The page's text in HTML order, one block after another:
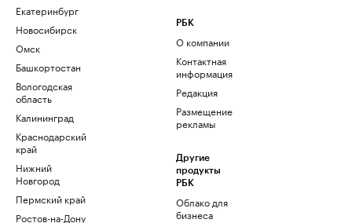
Екатеринбург
Новосибирск
Омск
Башкортостан
Вологодская
область
Калининград
Краснодарский
край
Нижний
Новгород
Пермский край
Ростов-на-Дону
РБК
О компании
Контактная
информация
Редакция
Размещение
рекламы
Другие
продукты
РБК
Облако для
бизнеса